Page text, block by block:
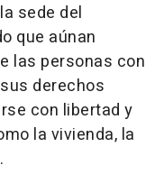
sede del
que aúnan
las personas con
derechos
con libertad y
la vivienda, la